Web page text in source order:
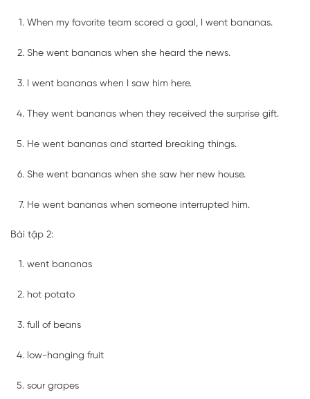
When my favorite team scored a goal, I went bananas.
She went bananas when she heard the news.
I went bananas when I saw him here.
They went bananas when they received the surprise gift.
He went bananas and started breaking things.
She went bananas when she saw her new house.
He went bananas when someone interrupted him.
Bài tập 2:
went bananas
hot potato
full of beans
low-hanging fruit
sour grapes